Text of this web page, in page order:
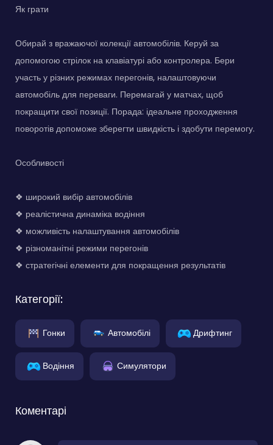
Як грати
Обирай з вражаючої колекції автомобілів. Керуй за
допомогою стрілок на клавіатурі або контролера. Бери
участь у різних режимах перегонів, налаштовуючи
автомобіль для переваги. Перемагай у матчах, щоб
покращити свої позиції. Порада: ідеальне проходження
поворотів допоможе зберегти швидкість і здобути перемогу.
Особливості
❖ широкий вибір автомобілів
❖ реалістична динаміка водіння
❖ можливість налаштування автомобілів
❖ різноманітні режими перегонів
❖ стратегічні елементи для покращення результатів
Категорії:
Гонки Автомобілі Дрифтинг
Водіння Симулятори
Коментарі